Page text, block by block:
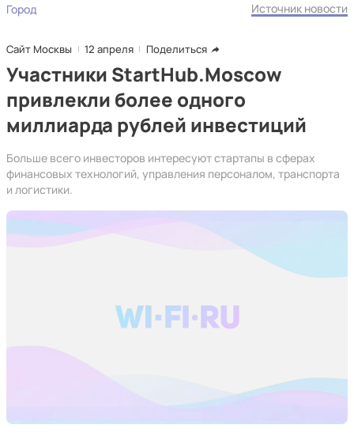
Город Источник новости
Сайт Москвы 12 апреля Поделиться
Участники StartHub.Moscow
привлекли более одного
миллиарда рублей инвестиций
Больше всего инвесторов интересуют стартапы в сферах
финансовых технологий, управления персоналом, транспорта
и логистики.